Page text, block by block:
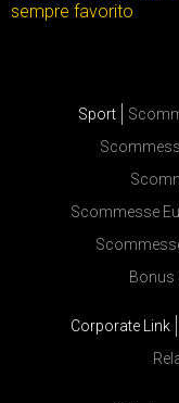
sempre favorito
Sport
Scommesse
Bonus
Corporate Link